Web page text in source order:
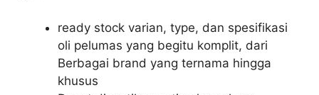
ready stock varian, type, dan spesifikasi
oli pelumas yang begitu komplit, dari
Berbagai brand yang ternama hingga
khusus